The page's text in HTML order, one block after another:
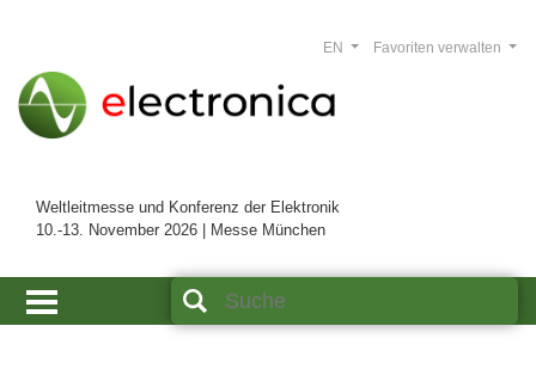
Weltleitmesse und Konferenz der Elektronik
10.-13. November 2026 | Messe München
Favoriten verwalten
EN